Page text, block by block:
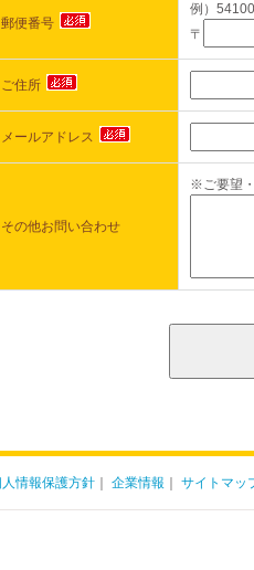
郵便番号
例）
〒
ご住所
メールアドレス
その他お問い合わせ
※ご要望
情報保護方針 企業情報 サイトマッ